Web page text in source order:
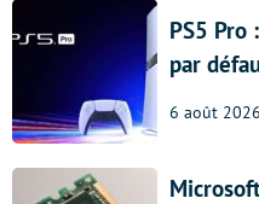
PS5 Pro
par
6 août